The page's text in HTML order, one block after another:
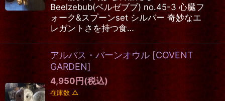
Beelzebub(ベルゼブブ) no.45-3 心臓フ
ォーク&スプーンset シルバー 奇妙なエ
レガントさを持つ食…
アルバス・バーンオウル [COVENT
GARDEN]
4,950 円 (税込)
在庫数 △